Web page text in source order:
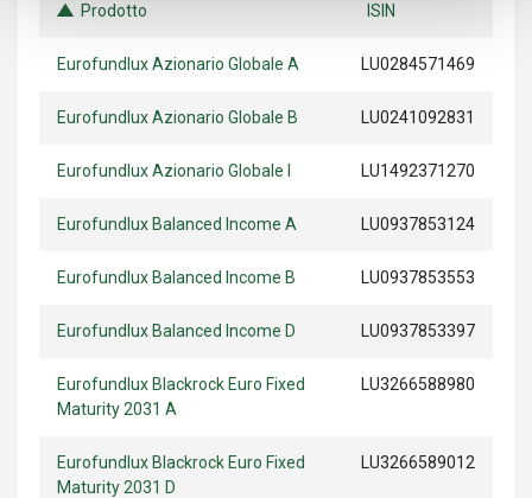
Prodotto ISIN
Eurofundlux Azionario Globale A LU0284571469
Eurofundlux Azionario Globale B LU0241092831
Eurofundlux Azionario Globale I LU1492371270
Eurofundlux Balanced Income A LU0937853124
Eurofundlux Balanced Income B LU0937853553
Eurofundlux Balanced Income D LU0937853397
Eurofundlux Blackrock Euro Fixed
Maturity 2031 A
LU3266588980
Eurofundlux Blackrock Euro Fixed
Maturity 2031 D
LU3266589012